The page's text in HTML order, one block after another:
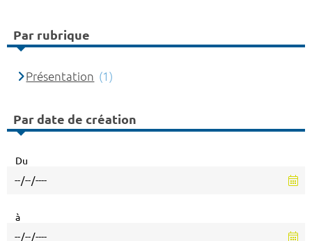
Par rubrique
Présentation (1)
Par date de création
Du
à